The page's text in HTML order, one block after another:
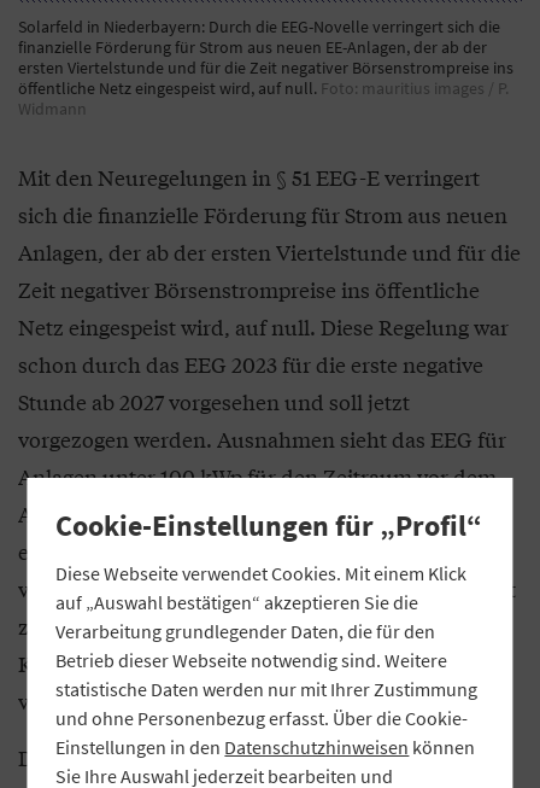
Solarfeld in Niederbayern: Durch die EEG-Novelle verringert sich die
finanzielle Förderung für Strom aus neuen EE-Anlagen, der ab der
ersten Viertelstunde und für die Zeit negativer Börsenstrompreise ins
öffentliche Netz eingespeist wird, auf null. Foto: mauritius images / P.
Widmann
Mit den Neuregelungen in § 51 EEG-E verringert
sich die finanzielle Förderung für Strom aus neuen
Anlagen, der ab der ersten Viertelstunde und für die
Zeit negativer Börsenstrompreise ins öffentliche
Netz eingespeist wird, auf null. Diese Regelung war
schon durch das EEG 2023 für die erste negative
Stunde ab 2027 vorgesehen und soll jetzt
vorgezogen werden. Ausnahmen sieht das EEG für
Anlagen unter 100 kWp für den Zeitraum vor dem
Ablauf des Kalenderjahres, in dem die Anlage mit
einem intelligenten Messsystem ausgestattet wird,
vor. Um die Wirtschaftlichkeit der PV-Anlagen nicht
zu gefährden, soll das Gesetz den
Kompensationsmechanismus in § 51a EEG-E
verbessern.
Die Viertelstunden, in denen der Anlagenbetreiber
Cookie-Einstellungen für „Profil“
Diese Webseite verwendet Cookies. Mit einem Klick
auf „Auswahl bestätigen“ akzeptieren Sie die
Verarbeitung grundlegender Daten, die für den
Betrieb dieser Webseite notwendig sind. Weitere
statistische Daten werden nur mit Ihrer Zustimmung
und ohne Personenbezug erfasst. Über die Cookie-
Einstellungen in den Datenschutzhinweisen können
Sie Ihre Auswahl jederzeit bearbeiten und